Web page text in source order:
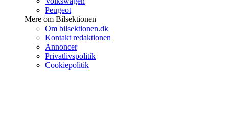
Peugeot
Mere om Bilsektionen
Om bilsektionen.dk
Kontakt redaktionen
Annoncer
Privatlivspolitik
Cookiepolitik